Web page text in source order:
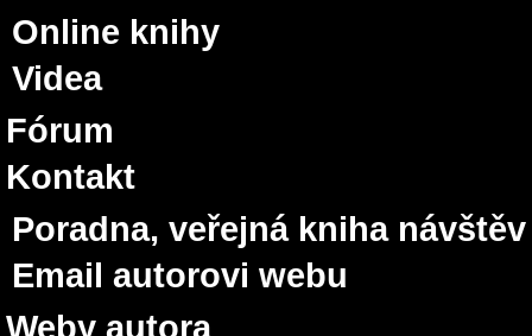
Online knihy
Videa
Fórum
Kontakt
Poradna, veřejná kniha návštěv
Email autorovi webu
Weby autora